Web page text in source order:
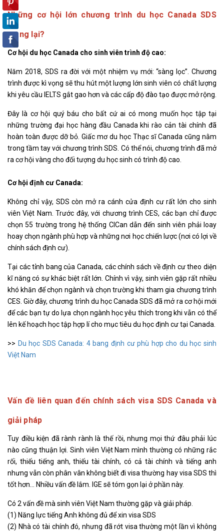
Những cơ hội lớn chương trình du học Canada SDS
mang lại?
Cơ hội du học Canada cho sinh viên trình độ cao:
Năm 2018, SDS ra đời với một nhiệm vụ mới: “sàng lọc”. Chương
trình được kì vọng sẽ thu hút một lượng lớn sinh viên có chất lượng
khi yêu cầu IELTS gắt gao hơn và các cấp độ đào tạo được mở rộng.
Đây là cơ hội quý báu cho bất cứ ai có mong muốn học tập tại
những trường đại học hàng đầu Canada khi rào cản tài chính đã
hoàn toàn được dỡ bỏ. Giấc mơ du học Thạc sĩ Canada cũng nằm
trong tầm tay với chương trình SDS. Có thể nói, chương trình đã mở
ra cơ hội vàng cho đối tượng du học sinh có trình độ cao.
Cơ hội định cư Canada:
Không chỉ vậy, SDS còn mở ra cánh cửa định cư rất lớn cho sinh
viên Việt Nam. Trước đây, với chương trình CES, các bạn chỉ được
chọn 55 trường trong hệ thống CICan dẫn đến sinh viên phải loay
hoay chọn ngành phù hợp và những nơi học chiến lược (nơi có lợi về
chính sách định cư).
Tại các tỉnh bang của Canada, các chính sách về định cư theo diện
kĩ năng có sự khác biệt rất lớn. Chính vì vậy, sinh viên gặp rất nhiều
khó khăn để chọn ngành và chọn trường khi tham gia chương trình
CES. Giờ đây, chương trình du học Canada SDS đã mở ra cơ hội mới
để các bạn tự do lựa chọn ngành học yêu thích trong khi vẫn có thể
lên kế hoạch học tập hợp lí cho mục tiêu du học định cư tại Canada.
>> Du học SDS Canada: 4 bang định cư phù hợp cho du học sinh
Việt Nam
Vấn đề liên quan đến chính sách visa SDS Canada và
giải pháp
Tuy điều kiện đã rành rành là thế rồi, nhưng mọi thứ đâu phải lúc
nào cũng thuận lợi. Sinh viên Việt Nam mình thường có những rắc
rối, thiếu tiếng anh, thiếu tài chính, có cả tài chính và tiếng anh
nhưng vẫn còn phân vân không biết đi visa thường hay visa SDS thì
tốt hơn… Nhiều vấn đề lắm. IGE sẽ tóm gọn lại ở phần này.
Có 2 vấn đề mà sinh viên Việt Nam thường gặp và giải pháp.
(1) Năng lực tiếng Anh không đủ để xin visa SDS
(2) Nhà có tài chính đó, nhưng đã rớt visa thường một lần vì không